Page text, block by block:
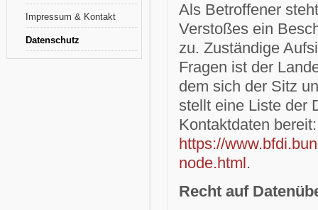
Impressum & Kontakt
Datenschutz
Als Betroffener
Verstoßes ein
zu. Zuständige
Fragen ist der
dem sich der Sitz
stellt eine Liste der
Kontaktdaten bereit:
https://
node.html .
Recht auf